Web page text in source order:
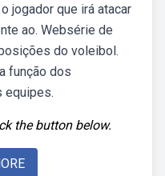
jogador que irá atacar
ao. Websérie de
do voleibol.
função dos
equipes.
the button below.